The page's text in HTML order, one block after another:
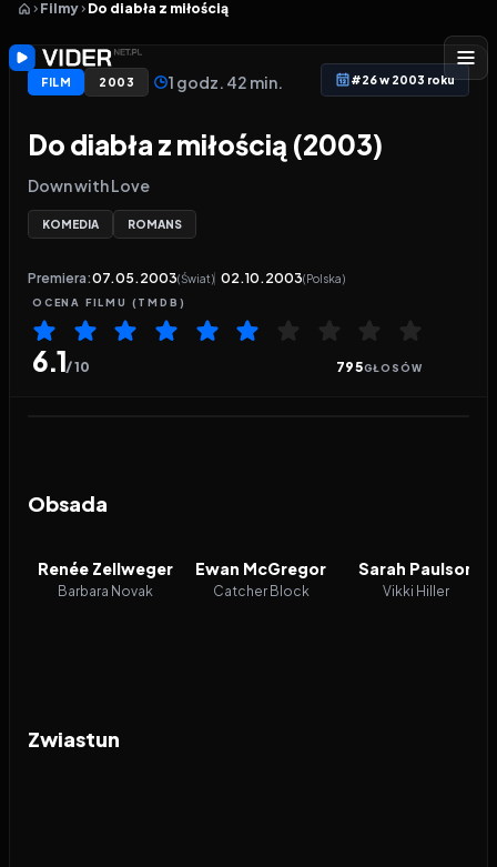
Filmy Do diabła z miłością
FILM 2003 1 godz. 42 min. #26 w 2003 roku
Do diabła z miłością (2003)
Down with Love
KOMEDIA ROMANS
Premiera:07.05.2003(Świat) 02.10.2003(Polska)
OCENA FILMU (TMDB)
6.1/ 10 795GŁOSÓW
Obsada
Renée Zellweger
Barbara Novak
Ewan McGregor
Catcher Block
Sarah Paulson
Vikki Hiller
Zwiastun